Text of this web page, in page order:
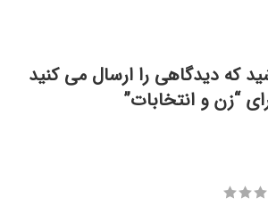
که دیدگاهی را ارسال می کنید
“زن و انتخابات”